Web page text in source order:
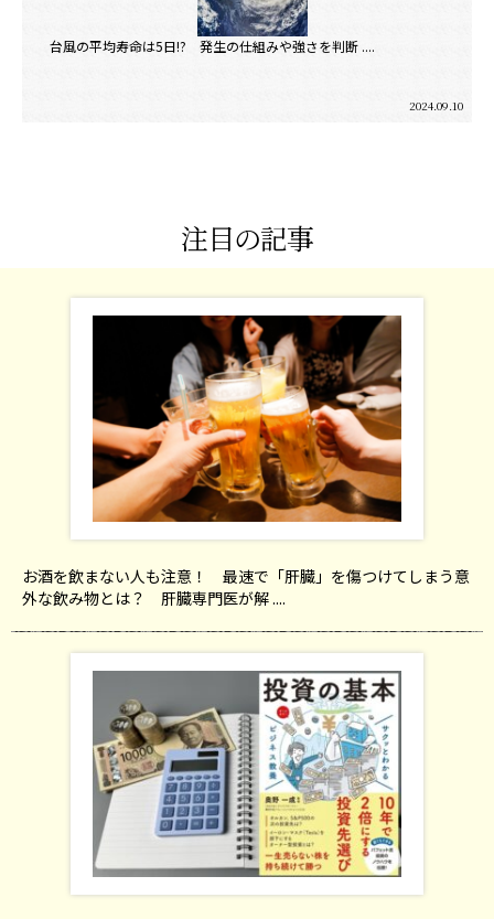
台風の平均寿命は5日!? 発生の仕組みや強さを判断 ....
2024.09.10
注目の記事
お酒を飲まない人も注意！ 最速で「肝臓」を傷つけてしまう意
外な飲み物とは？ 肝臓専門医が解 ....